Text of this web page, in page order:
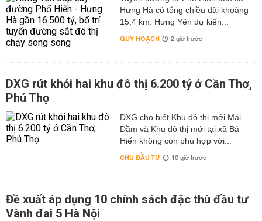
Hưng Hà có tổng chiều dài khoảng
15,4 km. Hưng Yên dự kiến...
QUY HOẠCH 2 giờ trước
DXG rút khỏi hai khu đô thị 6.200 tỷ ở Cần Thơ,
Phú Thọ
DXG cho biết Khu đô thị mới Mái
Dầm và Khu đô thị mới tại xã Bá
Hiến không còn phù hợp với...
CHỦ ĐẦU TƯ 10 giờ trước
Đề xuất áp dụng 10 chính sách đặc thù đầu tư
Vành đai 5 Hà Nội